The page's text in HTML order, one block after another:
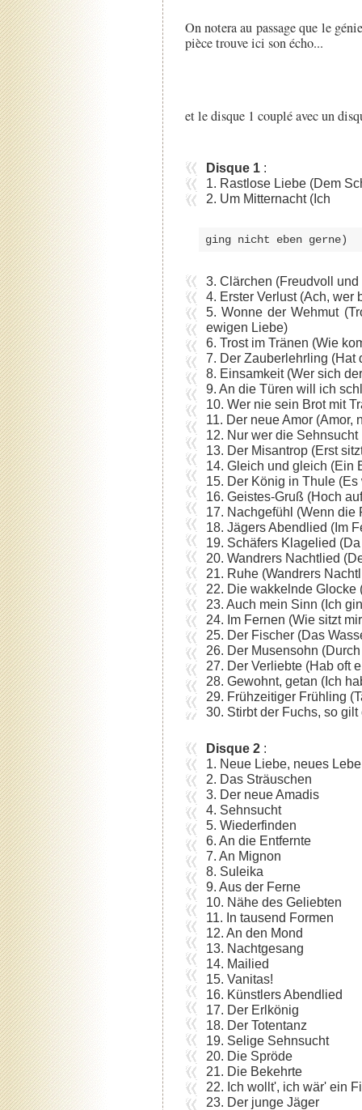
On notera au passage que le
pièce trouve ici son écho...
et le disque 1 couplé avec un
Disque 1:
1. Rastlose Liebe (Dem
2. Um Mitternacht (Ich
ging nicht eben gerne)
3. Clärchen (Freudvoll
4. Erster Verlust (Ach, wer
5. Wonne der Wehmut
ewigen Liebe)
6. Trost im Tränen (Wie
7. Der Zauberlehrling (Hat
8. Einsamkeit (Wer sich
9. An die Türen will ich
10. Wer nie sein Brot mit
11. Der neue Amor (Amor,
12. Nur wer die Sehnsucht
13. Der Misantrop (Erst
14. Gleich und gleich (Ein
15. Der König in Thule
16. Geistes-Gruß (Hoch
17. Nachgefühl (Wenn die
18. Jägers Abendlied (Im
19. Schäfers Klagelied
20. Wandrers Nachtlied
21. Ruhe (Wandrers
22. Die wakkelnde Glocke
23. Auch mein Sinn (Ich
24. Im Fernen (Wie sitzt
25. Der Fischer (Das
26. Der Musensohn
27. Der Verliebte (Hab oft
28. Gewohnt, getan (Ich
29. Frühzeitiger Frühling
30. Stirbt der Fuchs, so
Disque 2:
1. Neue Liebe, neues
2. Das Sträuschen
3. Der neue Amadis
4. Sehnsucht
5. Wiederfinden
6. An die Entfernte
7. An Mignon
8. Suleika
9. Aus der Ferne
10. Nähe des Geliebten
11. In tausend Formen
12. An den Mond
13. Nachtgesang
14. Mailied
15. Vanitas!
16. Künstlers Abendlied
17. Der Erlkönig
18. Der Totentanz
19. Selige Sehnsucht
20. Die Spröde
21. Die Bekehrte
22. Ich wollt', ich wär' ein
23. Der junge Jäger